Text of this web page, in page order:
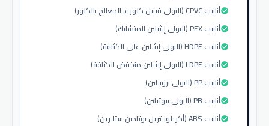
أنابيب CPVC (البولي فينيل كلوريد المعالج بالكلور)check_circle
أنابيب PEX (البولي إيثيلين المتشابك)check_circle
أنابيب HDPE (البولي إيثيلين عالي الكثافة)check_circle
أنابيب LDPE (البولي إيثيلين منخفض الكثافة)check_circle
أنابيب PP (البولي بروبيلين)check_circle
أنابيب PB (البولي بيوتيلين)check_circle
أنابيب ABS (أكريلونيتريل بوتادين ستايرين)check_circle